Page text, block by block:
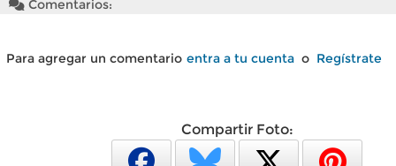
Comentarios:
Para agregar un comentario entra a tu cuenta o Regístrate
Compartir Foto: